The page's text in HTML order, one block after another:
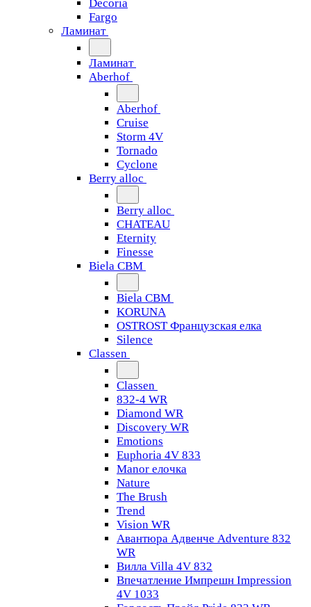
Decoria
Fargo
Ламинат
Ламинат
Aberhof
Aberhof
Cruise
Storm 4V
Tornado
Сyclone
Berry alloc
Berry alloc
CHATEAU
Eternity
Finesse
Biela CBM
Biela CBM
KORUNA
OSTROST Французская елка
Silence
Classen
Classen
832-4 WR
Diamond WR
Discovery WR
Emotions
Euphoria 4V 833
Manor елочка
Nature
The Brush
Trend
Vision WR
Авантюра Адвенче Adventure 832
WR
Вилла Villa 4V 832
Впечатление Импрешн Impression
4V 1033